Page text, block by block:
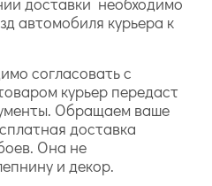
автомобиля курьера к
согласовать с
курьер передаст
Обращаем ваше
доставка
Она не
и декор.